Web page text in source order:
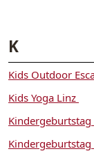
K
Kids Outdoor
Kids Yoga Linz
Kindergeburtstag